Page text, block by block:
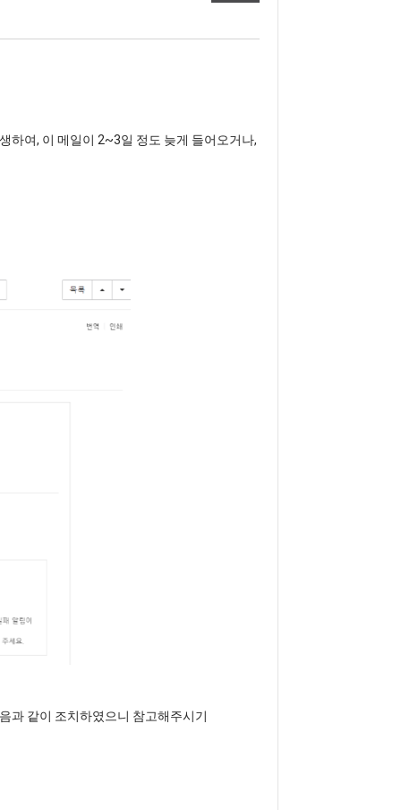
하여, 이 메일이 2~3일 정도 늦게 들어오거나,
과 같이 조치하였으니 참고해주시기